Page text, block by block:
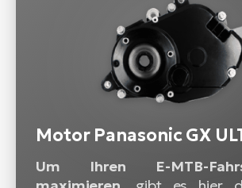
Motor Panasonic GX
Um Ihren E-MTB-